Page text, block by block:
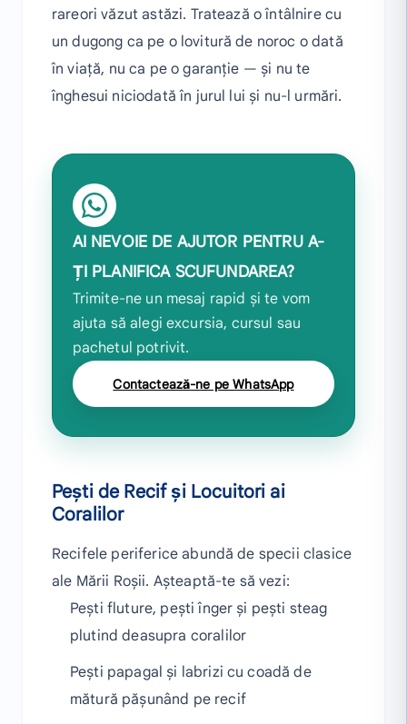
rareori văzut astăzi. Tratează o întâlnire cu
un dugong ca pe o lovitură de noroc o dată
în viață, nu ca pe o garanție — și nu te
înghesui niciodată în jurul lui și nu-l urmări.
AI NEVOIE DE AJUTOR PENTRU A-
ȚI PLANIFICA SCUFUNDAREA?
Trimite-ne un mesaj rapid și te vom
ajuta să alegi excursia, cursul sau
pachetul potrivit.
Contactează-ne pe WhatsApp
Pești de Recif și Locuitori ai
Coralilor
Recifele periferice abundă de specii clasice
ale Mării Roșii. Așteaptă-te să vezi:
Pești fluture, pești înger și pești steag
plutind deasupra coralilor
Pești papagal și labrizi cu coadă de
mătură pășunând pe recif